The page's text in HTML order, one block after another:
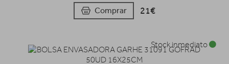
Comprar 21€
Stock inmediato